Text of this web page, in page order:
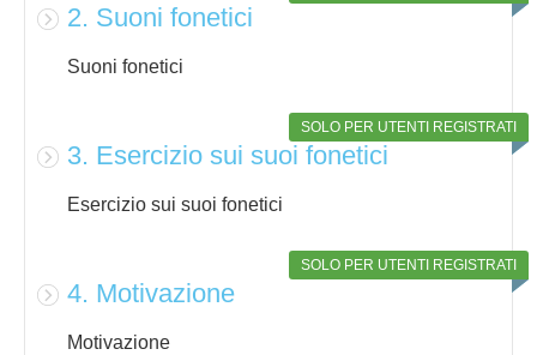
2. Suoni fonetici
Suoni fonetici
SOLO PER UTENTI REGISTRATI
3. Esercizio sui suoi fonetici
Esercizio sui suoi fonetici
SOLO PER UTENTI REGISTRATI
4. Motivazione
Motivazione